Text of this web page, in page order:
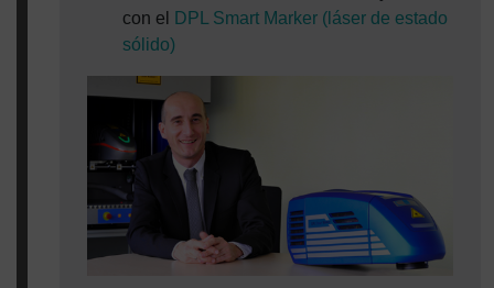
con el
DPL Smart Marker (láser de estado
sólido)